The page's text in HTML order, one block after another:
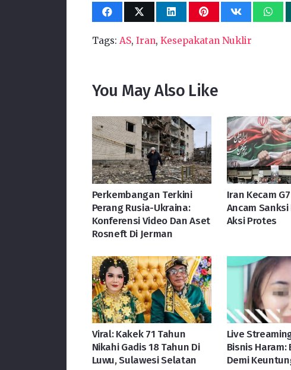
Tags: AS, Iran, Kesepakatan Nuklir
You May Also Like
Perkembangan Terkini
Perang Rusia-Ukraina:
Konferensi Video Dan Aset
Rosneft Di Jerman
Iran Kecam
Ancam
Aksi Protes
Viral: Kakek 71 Tahun
Nikahi Gadis 18 Tahun Di
Luwu, Sulawesi Selatan
Live
Bisnis
Demi